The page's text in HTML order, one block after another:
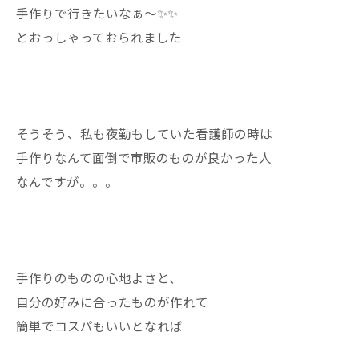
手作りで行きたいなぁ〜✨✨
とおっしゃっておられました
そうそう、私も夜勤もしていた看護師の時は
手作りなんて面倒で市販のものが良かった人
なんですが。。。
手作りのものの心地よさと、
自分の好みに合ったものが作れて
簡単でコスパもいいとなれば